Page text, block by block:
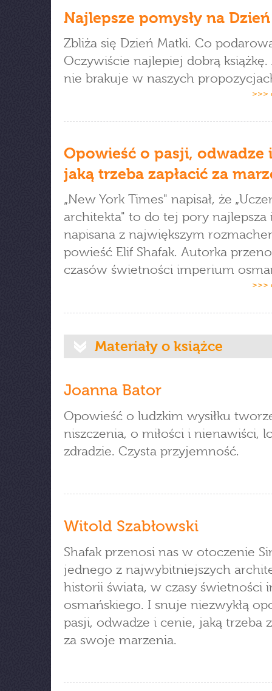
Najlepsze pomysły na
Zbliża się Dzień Matki. Co
Oczywiście najlepiej dobrą książkę.
nie brakuje w naszych
>>>
Opowieść o pasji, odwadze
jaką trzeba zapłacić za
„New York Times" napisał, że
architekta" to do tej pory najlepsza
napisana z największym
powieść Elif Shafak. Autorka
czasów świetności imperium
>>>
Materiały o książce
Joanna Bator
Opowieść o ludzkim wysiłku
niszczenia, o miłości i nienawiści,
zdradzie. Czysta przyjemność.
Witold Szabłowski
Shafak przenosi nas w otoczenie
jednego z najwybitniejszych
historii świata, w czasy świetności
osmańskiego. I snuje niezwykłą
pasji, odwadze i cenie, jaką trzeba
za swoje marzenia.